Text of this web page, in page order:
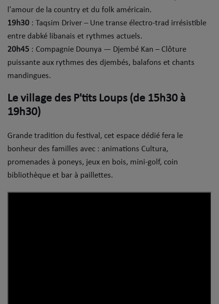
l'amour de la country et du folk américain.
​19h30 : Taqsim Driver – Une transe électro-trad irrésistible
entre dabké libanais et rythmes actuels.
​20h45 : Compagnie Dounya — Djembé Kan – Clôture
puissante aux rythmes des djembés, balafons et chants
mandingues.
​Le village des P'tits Loups (de 15h30 à
19h30)
Grande tradition du festival, cet espace dédié fera le
bonheur des familles avec : animations Cultura,
promenades à poneys, jeux en bois, mini-golf, coin
bibliothèque et bar à paillettes.